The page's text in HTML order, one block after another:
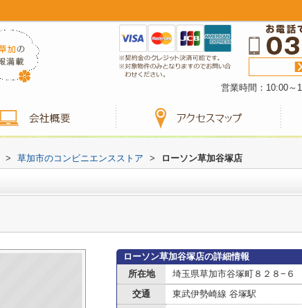
営業時間：10:00～
> 草加市のコンビニエンスストア > ローソン草加谷塚店
ローソン草加谷塚店の詳細情報
所在地
埼玉県草加市谷塚町８２８−６
交通
東武伊勢崎線 谷塚駅